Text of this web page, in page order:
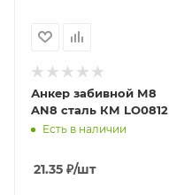
Анкер забивной М8
AN8 сталь КМ LO0812
Есть в наличии
21.35 ₽/шт